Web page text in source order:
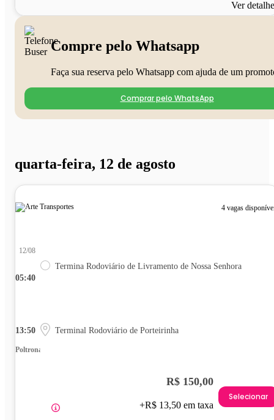
Ver
Compre pelo Whatsapp
Faça sua reserva pelo Whatsapp com ajuda de um
Comprar pelo WhatsApp
quarta-feira, 12 de agosto
4 vagas
05:40
12/08
Termina Rodoviário de Livramento de Nossa Senhora
13:50 Terminal Rodoviário de Porteirinha
Poltrona
R$ 150,00
+R$ 13,50 em taxa
Selecionar